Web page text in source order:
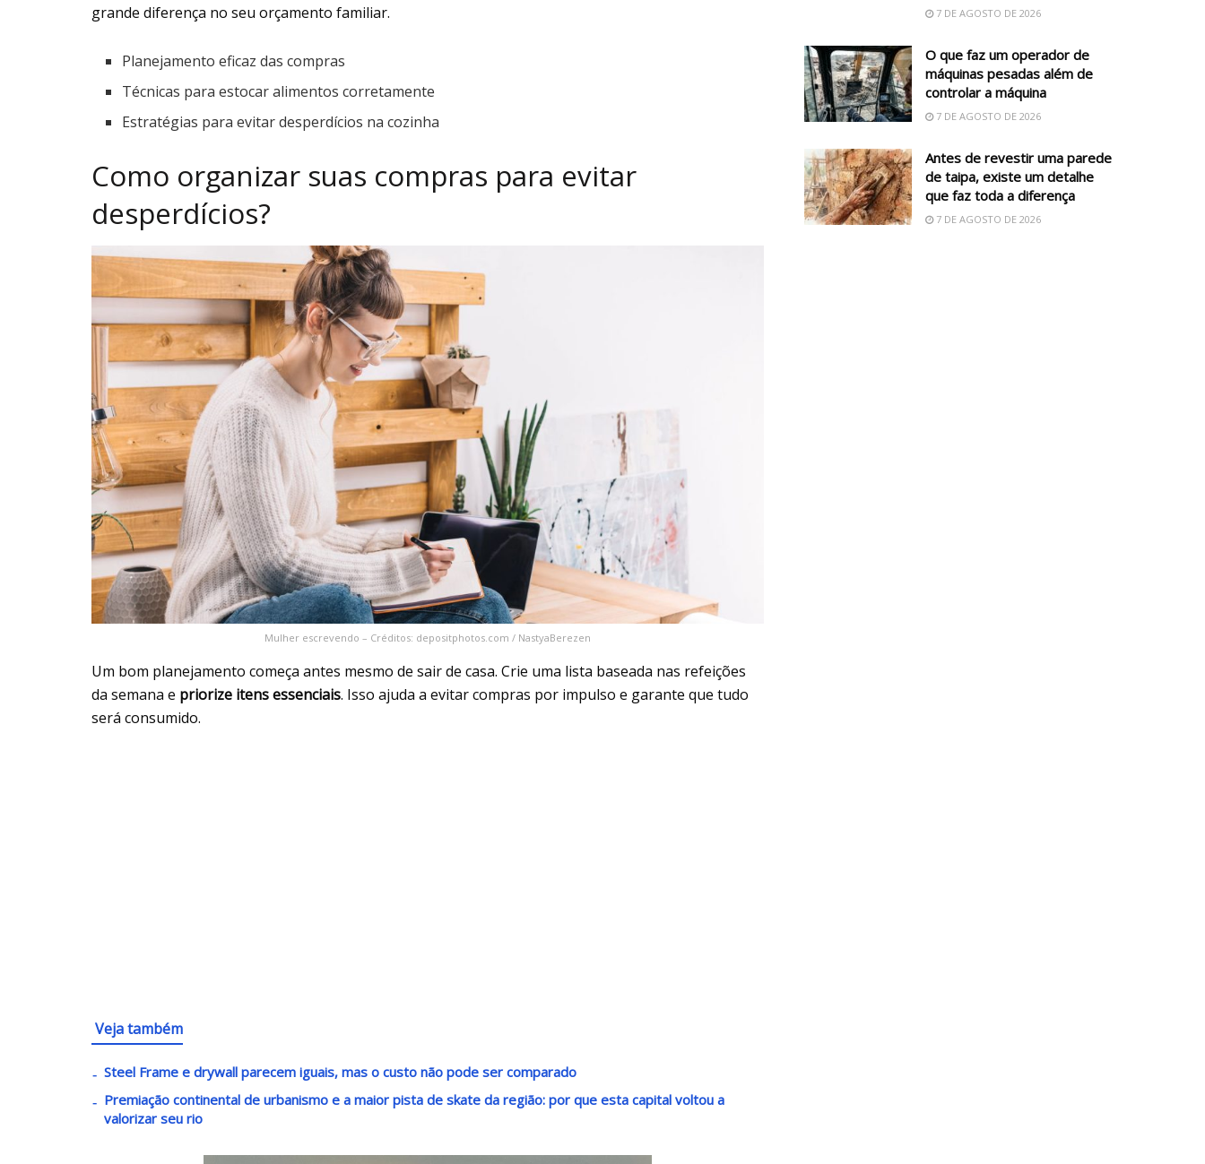
grande diferença no seu orçamento familiar.
Planejamento eficaz das compras
Técnicas para estocar alimentos corretamente
Estratégias para evitar desperdícios na cozinha
Como organizar suas compras para evitar
desperdícios?
Mulher escrevendo – Créditos: depositphotos.com / NastyaBerezen
Um bom planejamento começa antes mesmo de sair de casa. Crie uma lista baseada nas refeições
da semana e priorize itens essenciais. Isso ajuda a evitar compras por impulso e garante que tudo
será consumido.
Veja também
Steel Frame e drywall parecem iguais, mas o custo não pode ser comparado
Premiação continental de urbanismo e a maior pista de skate da região: por que esta capital voltou a
valorizar seu rio
7 DE AGOSTO DE 2026
O que faz um operador de
máquinas pesadas além de
controlar a máquina
7 DE AGOSTO DE 2026
Antes de revestir uma parede
de taipa, existe um detalhe
que faz toda a diferença
7 DE AGOSTO DE 2026